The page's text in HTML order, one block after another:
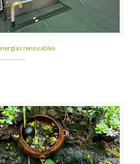
renovables